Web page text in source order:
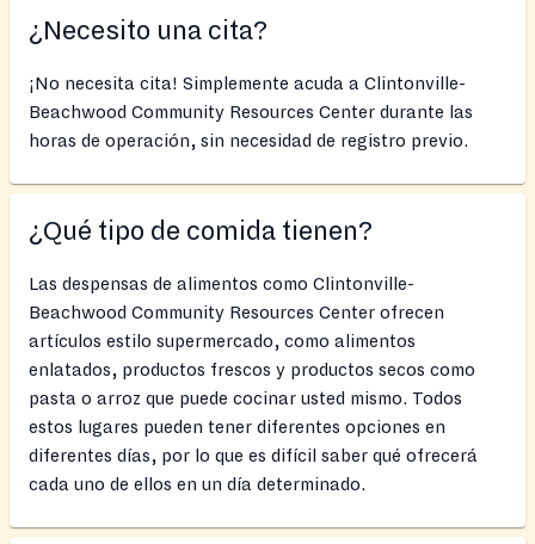
¿Necesito una cita?
¡No necesita cita! Simplemente acuda a Clintonville-
Beachwood Community Resources Center durante las
horas de operación, sin necesidad de registro previo.
¿Qué tipo de comida tienen?
Las despensas de alimentos como Clintonville-
Beachwood Community Resources Center ofrecen
artículos estilo supermercado, como alimentos
enlatados, productos frescos y productos secos como
pasta o arroz que puede cocinar usted mismo. Todos
estos lugares pueden tener diferentes opciones en
diferentes días, por lo que es difícil saber qué ofrecerá
cada uno de ellos en un día determinado.